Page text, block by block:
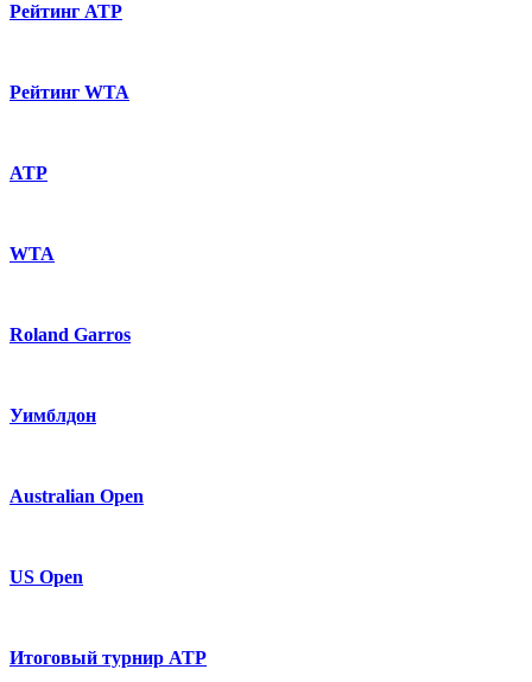
Рейтинг ATP
Рейтинг WTA
ATP
WTA
Roland Garros
Уимблдон
Australian Open
US Open
Итоговый турнир ATP